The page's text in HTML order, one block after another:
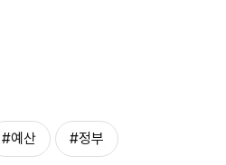
#예산 #정부